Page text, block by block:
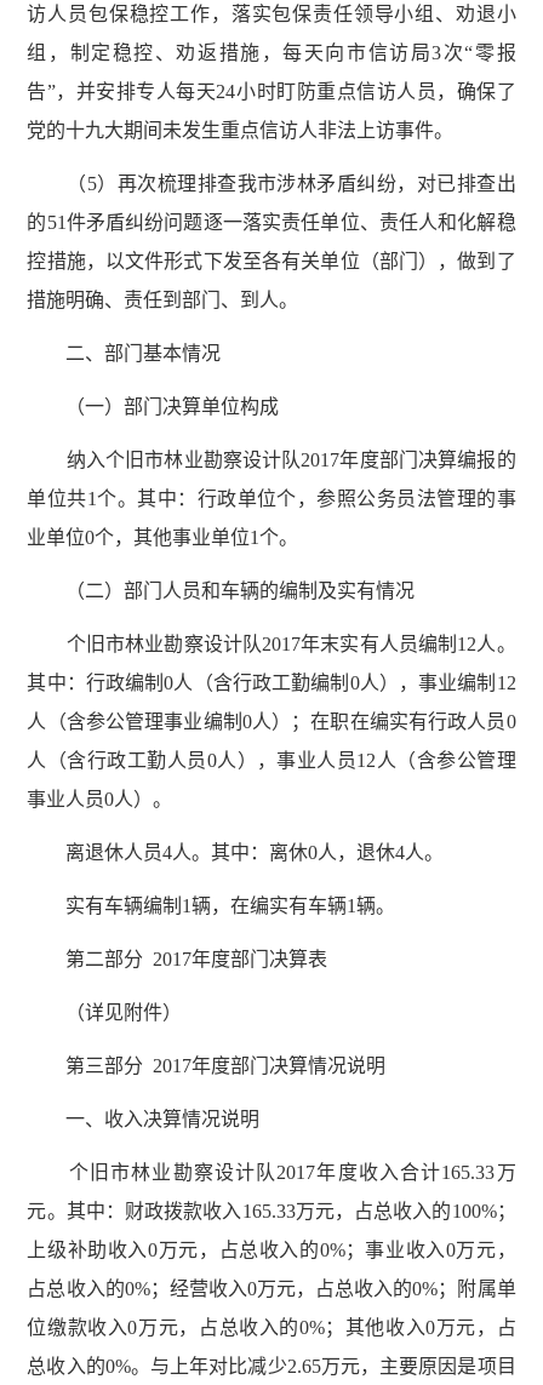
访人员包保稳控工作，落实包保责任领导小组、劝退小
组，制定稳控、劝返措施，每天向市信访局3次“零报
告”，并安排专人每天24小时盯防重点信访人员，确保了
党的十九大期间未发生重点信访人非法上访事件。
（5）再次梳理排查我市涉林矛盾纠纷，对已排查出
的51件矛盾纠纷问题逐一落实责任单位、责任人和化解稳
控措施，以文件形式下发至各有关单位（部门），做到了
措施明确、责任到部门、到人。
二、部门基本情况
（一）部门决算单位构成
纳入个旧市林业勘察设计队2017年度部门决算编报的
单位共1个。其中：行政单位个，参照公务员法管理的事
业单位0个，其他事业单位1个。
（二）部门人员和车辆的编制及实有情况
个旧市林业勘察设计队2017年末实有人员编制12人。
其中：行政编制0人（含行政工勤编制0人），事业编制12
人（含参公管理事业编制0人）；在职在编实有行政人员0
人（含行政工勤人员0人），事业人员12人（含参公管理
事业人员0人）。
离退休人员4人。其中：离休0人，退休4人。
实有车辆编制1辆，在编实有车辆1辆。
第二部分 2017年度部门决算表
（详见附件）
第三部分 2017年度部门决算情况说明
一、收入决算情况说明
个旧市林业勘察设计队2017年度收入合计165.33万
元。其中：财政拨款收入165.33万元，占总收入的100%；
上级补助收入0万元，占总收入的0%；事业收入0万元，
占总收入的0%；经营收入0万元，占总收入的0%；附属单
位缴款收入0万元，占总收入的0%；其他收入0万元，占
总收入的0%。与上年对比减少2.65万元，主要原因是项目